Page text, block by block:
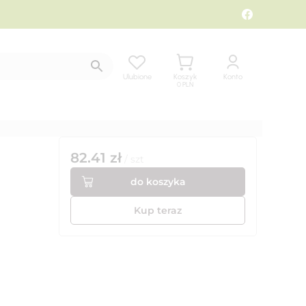
Ulubione
Koszyk
0 PLN
Konto
82.41 zł
do koszyka
Kup teraz